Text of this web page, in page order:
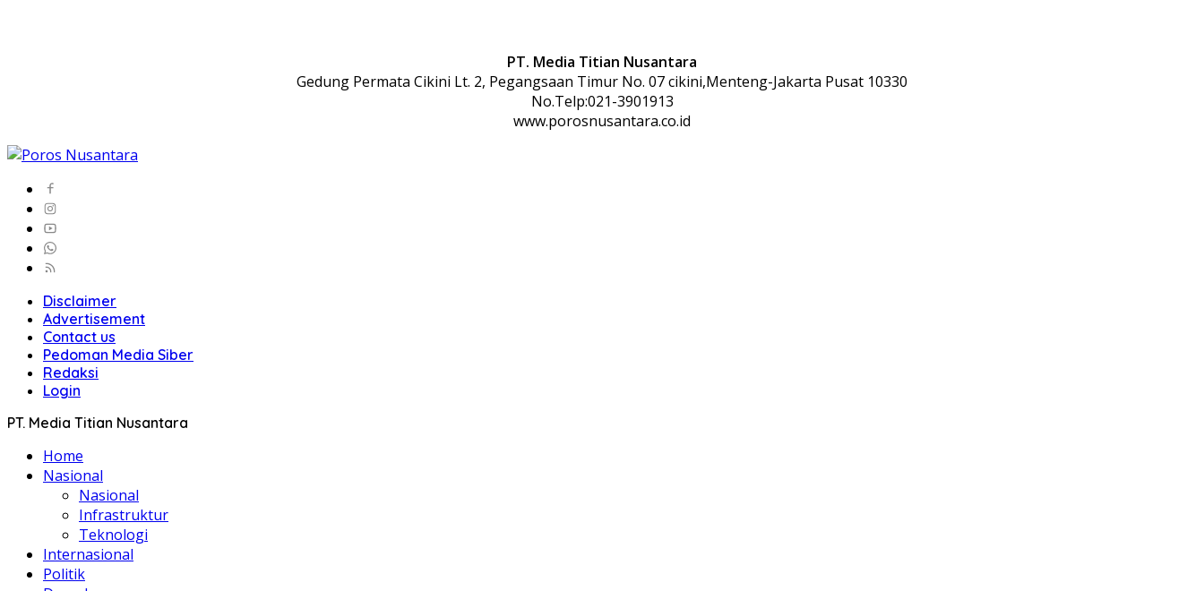
PT. Media Titian Nusantara
Gedung Permata Cikini Lt. 2, Pegangsaan Timur No. 07 cikini,Menteng-Jakarta Pusat 10330
No.Telp:021-3901913
www.porosnusantara.co.id
Disclaimer
Advertisement
Contact us
Pedoman Media Siber
Redaksi
Login
PT. Media Titian Nusantara
Home
Nasional
Nasional
Infrastruktur
Teknologi
Internasional
Politik